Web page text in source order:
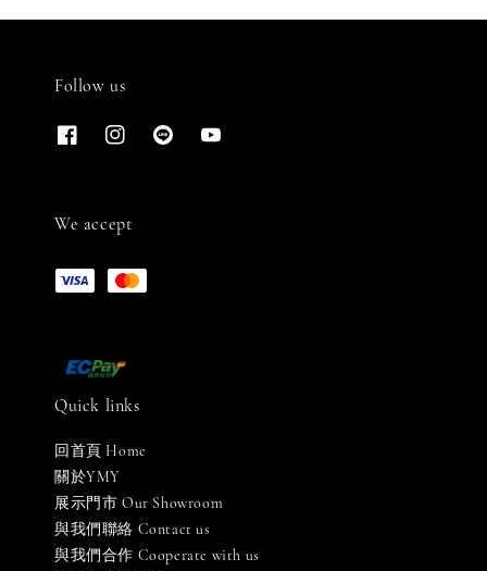
Follow us
We accept
Quick links
回首頁 Home
關於YMY
展示門市 Our Showroom
與我們聯絡 Contact us
與我們合作 Cooperate with us